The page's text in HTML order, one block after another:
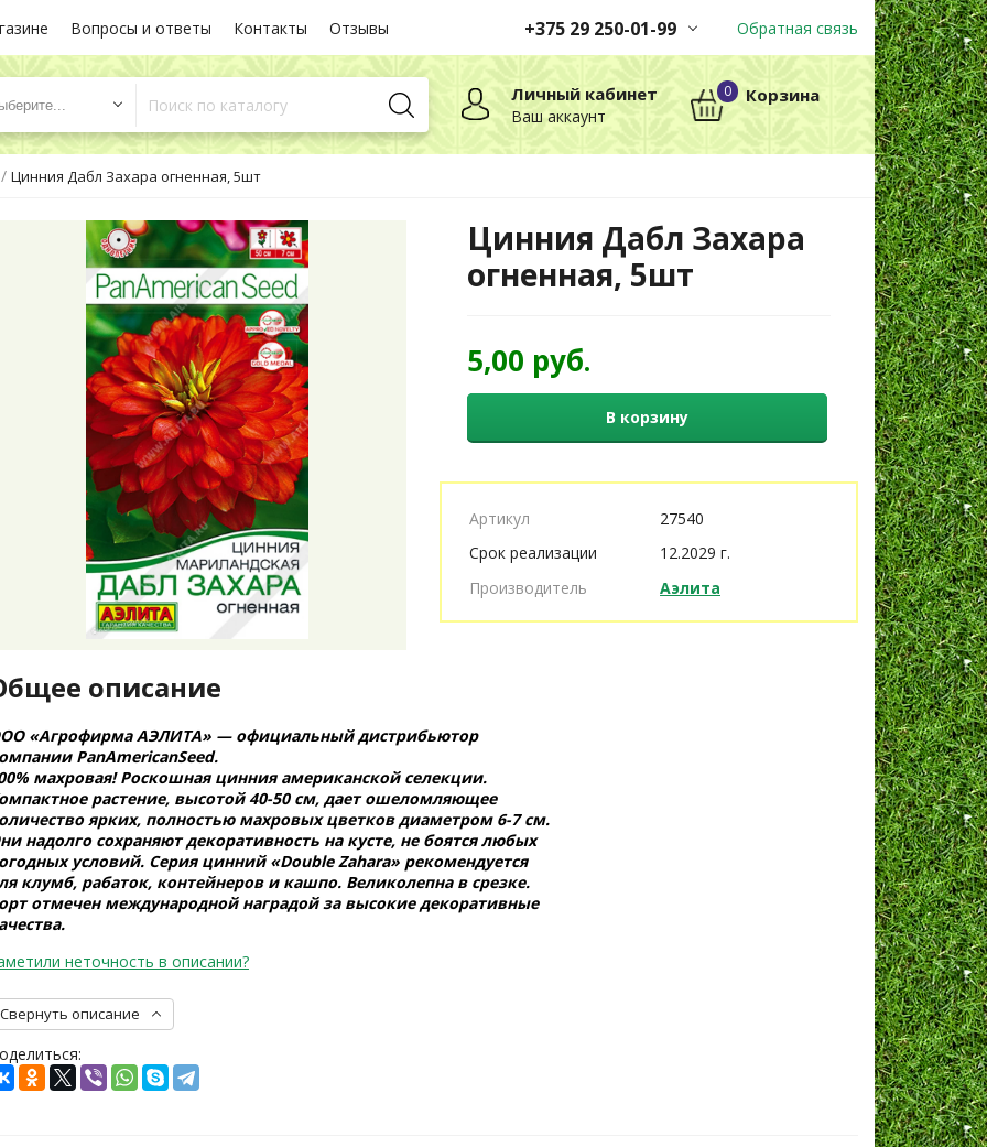
Вопросы и ответы Контакты Отзывы +375 29 250-01-99
автоматически через корзину
круглосуточно без выходных
Обратная связь
Личный кабинет
Ваш аккаунт
0 Корзина
/ Цинния Дабл Захара огненная, 5шт
Цинния Дабл Захара
огненная, 5шт
5,00 руб.
В корзину
Артикул
27540
Срок реализации
12.2029 г.
Производитель
Аэлита
описание
«Агрофирма АЭЛИТА» — официальный дистрибьютор
PanAmericanSeed.
махровая! Роскошная цинния американской селекции.
растение, высотой 40-50 см, дает ошеломляющее
ярких, полностью махровых цветков диаметром 6-7 см.
надолго сохраняют декоративность на кусте, не боятся любых
условий. Серия цинний «Double Zahara» рекомендуется
клумб, рабаток, контейнеров и кашпо. Великолепна в срезке.
отмечен международной наградой за высокие декоративные
неточность в описании?
Свернуть описание